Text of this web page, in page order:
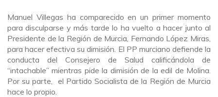
Manuel Villegas ha comparecido en un primer momento
para disculparse y más tarde lo ha vuelto a hacer junto al
Presidente de la Región de Murcia, Fernando López Miras,
para hacer efectiva su dimisión. El PP murciano defiende la
conducta del Consejero de Salud calificándola de
“intachable” mientras pide la dimisión de la edil de Molina.
Por su parte, el Partido Socialista de la Región de Murcia
hace lo propio.